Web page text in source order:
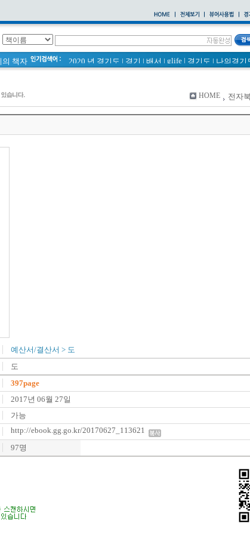
의 책자 2020 년 경기도 | 경기 | 배서 | glife | 경기도 | 나의경기
통계연보|
2021 경기도 공동주택 품질점검 사례집|경기도 바로
공동주택|국토의 계획 및 이용에 관한 법률_질의 회
HOME 전자
예산서/결산서 > 도
도
397page
2017년 06월 27일
가능
http://ebook.gg.go.kr/20170627_113621
97명